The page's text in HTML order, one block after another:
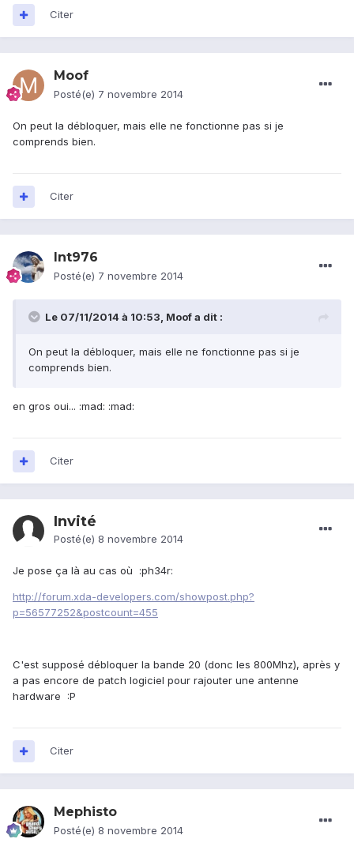
Citer
Moof
Posté(e) 7 novembre 2014
On peut la débloquer, mais elle ne fonctionne pas si je
comprends bien.
Citer
lnt976
Posté(e) 7 novembre 2014
Le 07/11/2014 à 10:53, Moof a dit :
On peut la débloquer, mais elle ne fonctionne pas si je
comprends bien.
en gros oui... :mad: :mad:
Citer
Invité
Posté(e) 8 novembre 2014
Je pose ça là au cas où :ph34r:
http://forum.xda-developers.com/showpost.php?
p=56577252&postcount=455
C'est supposé débloquer la bande 20 (donc les 800Mhz), après y
a pas encore de patch logiciel pour rajouter une antenne
hardware :P
Citer
Mephisto
Posté(e) 8 novembre 2014